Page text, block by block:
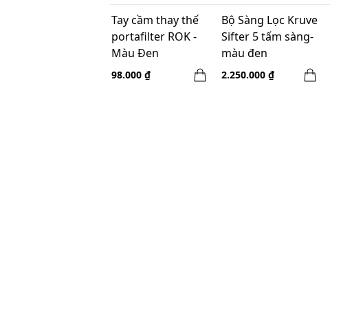
Tay cầm thay thế
portafilter ROK -
Màu Đen
98.000 ₫
Bộ Sàng Lọc Kruve
Sifter 5 tấm sàng-
màu đen
2.250.000 ₫